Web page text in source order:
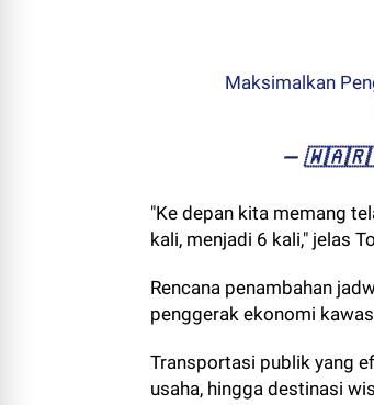
Maksimalkan
—
"Ke depan kita memang
kali, menjadi 6 kali," jelas
Rencana penambahan
penggerak ekonomi
Transportasi publik yang
usaha, hingga destinasi